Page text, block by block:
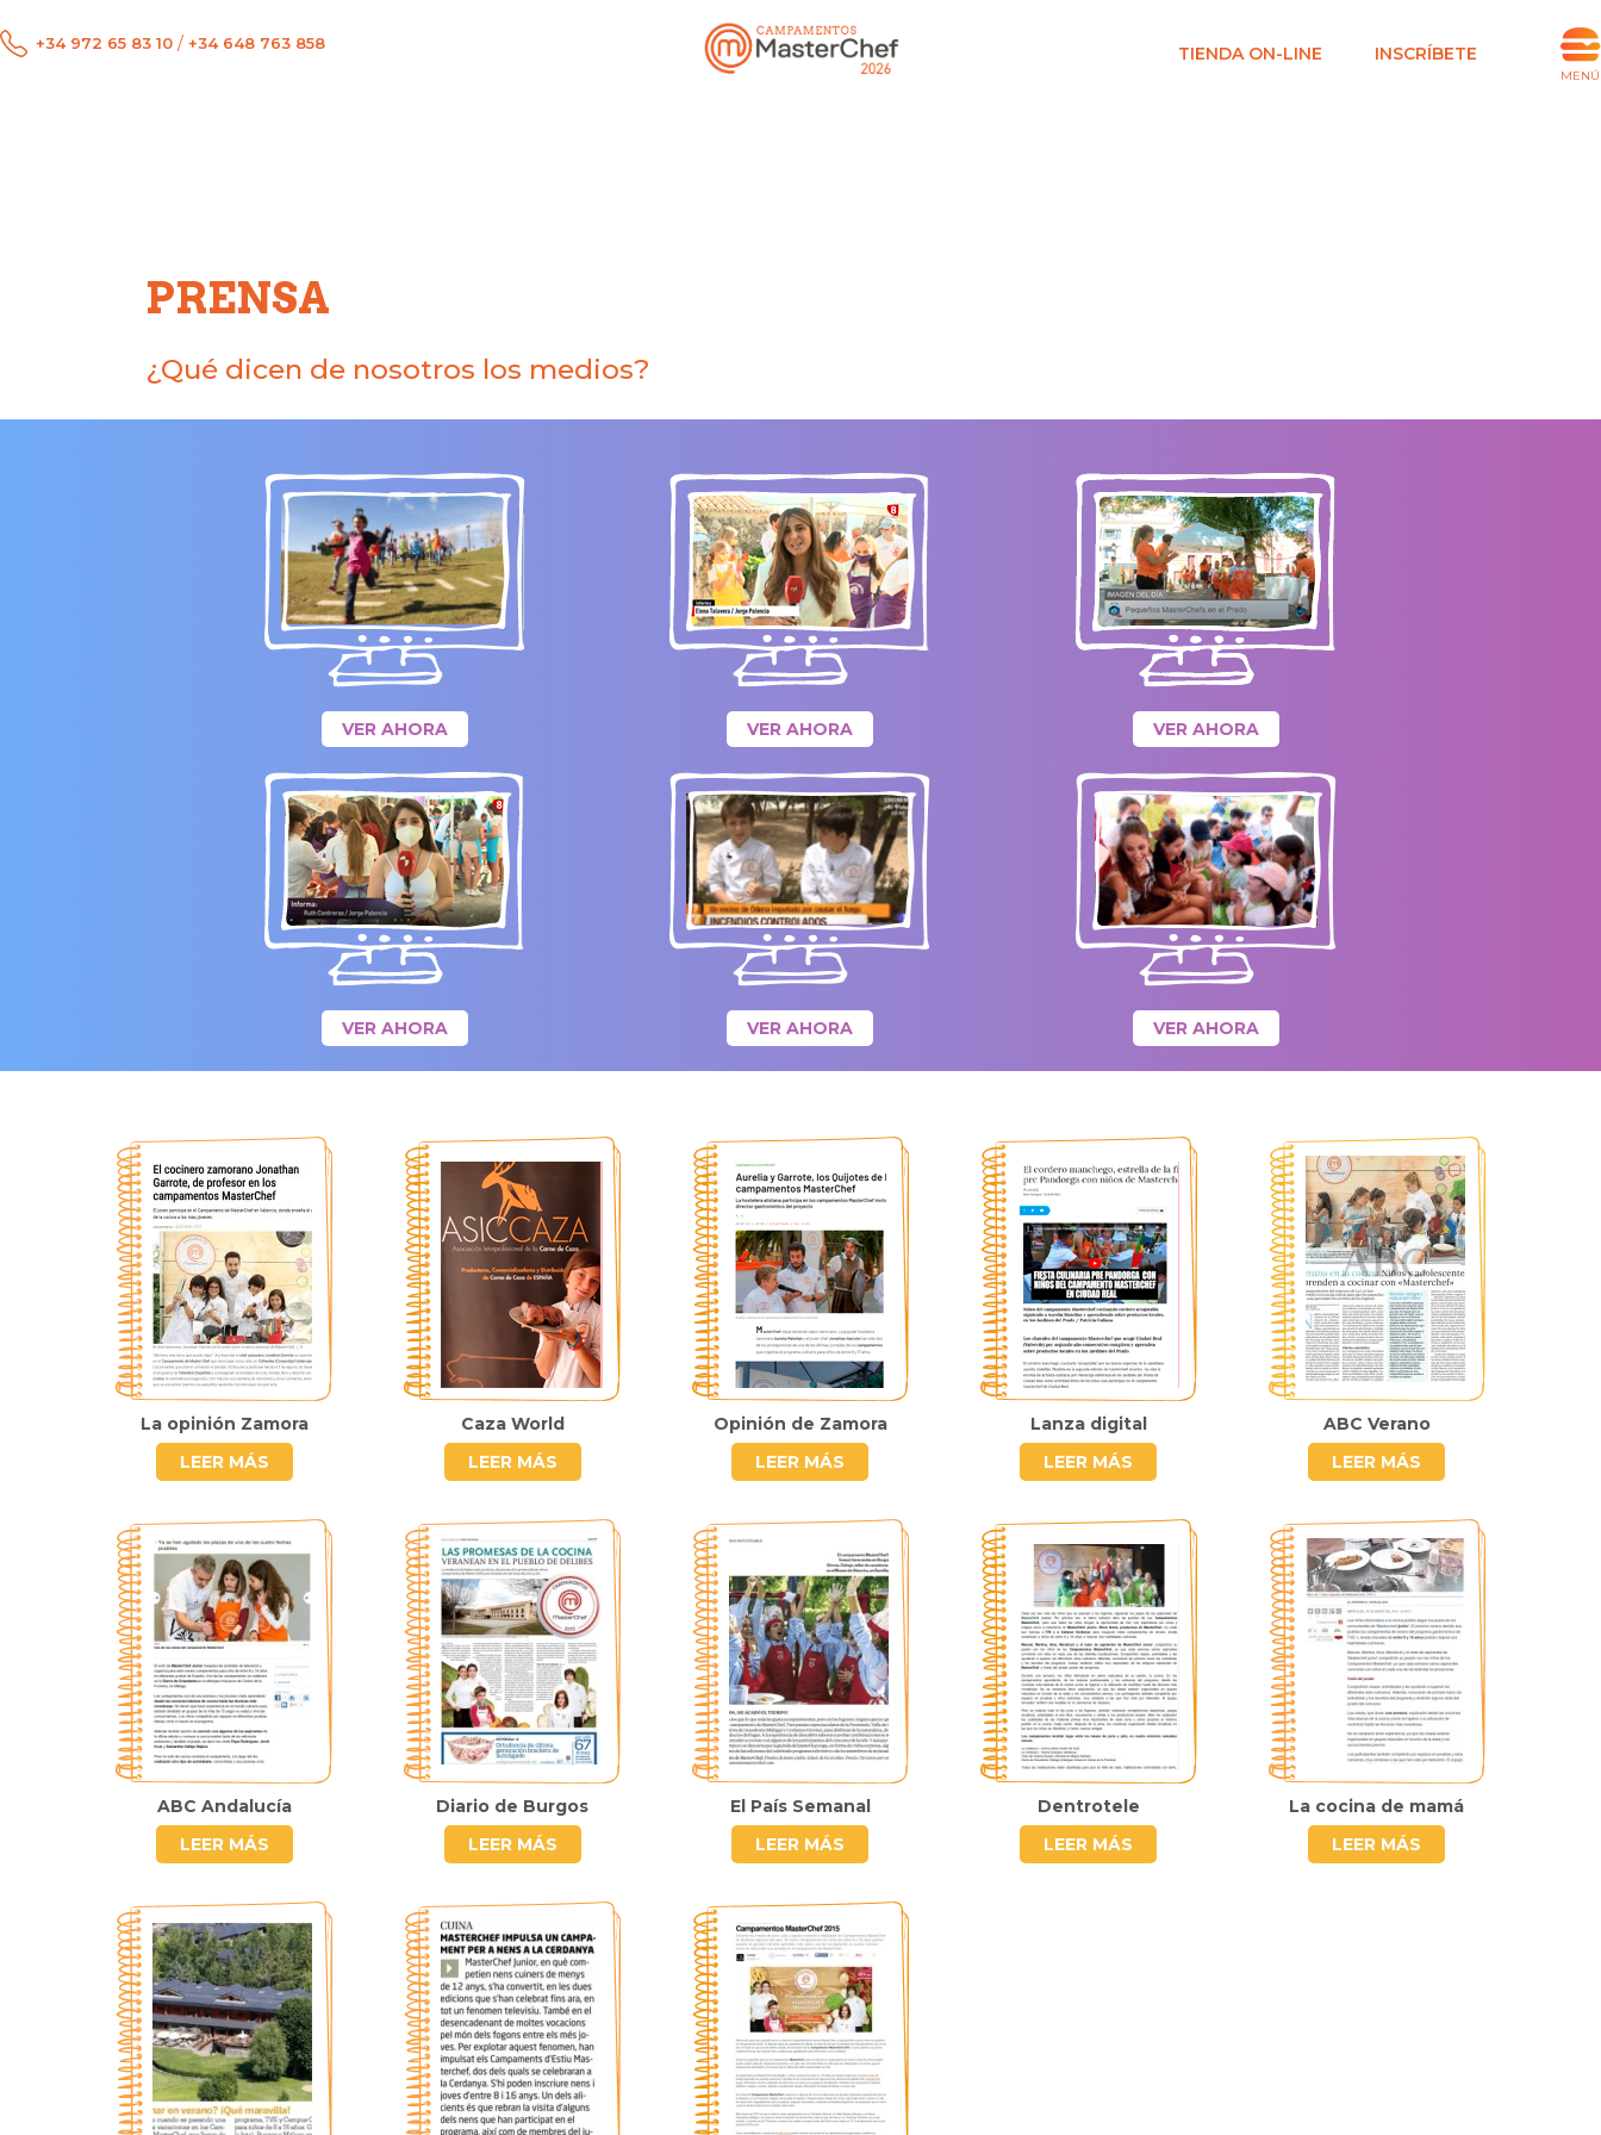
+34 972 65 83 10 / +34 648 763 858 TIENDA ON-LINE INSCRÍBETE
PRENSA
¿Qué dicen de nosotros los medios?
VER AHORA VER AHORA VER AHORA
VER AHORA VER AHORA VER AHORA
La opinión Zamora
LEER MÁS
Caza World
LEER MÁS
Opinión de Zamora
LEER MÁS
Lanza digital
LEER MÁS
ABC Verano
LEER MÁS
ABC Andalucía
LEER MÁS
Diario de Burgos
LEER MÁS
El País Semanal
LEER MÁS
Dentrotele
LEER MÁS
La cocina de mamá
LEER MÁS